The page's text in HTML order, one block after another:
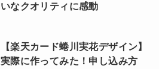
いなクオリティに感動
【楽天カード蜷川実花デザイン】
実際に作ってみた！申し込み方